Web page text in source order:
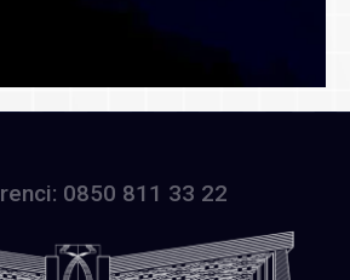
0850 811 33 22